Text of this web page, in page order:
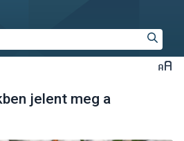
jelent meg a